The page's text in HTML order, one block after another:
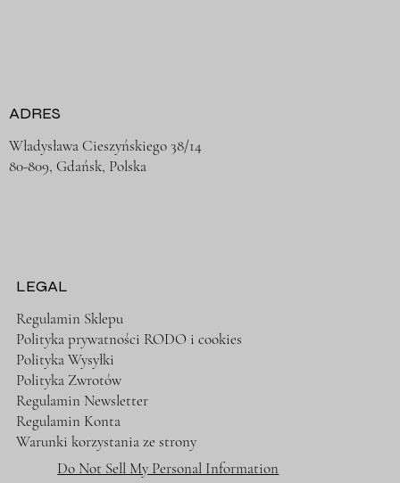
LEGAL
Regulamin Sklepu
Polityka prywatności RODO i cookies
Polityka Wysyłki
Polityka Zwrotów
Regulamin Newsletter
Regulamin Konta
Warunki korzystania ze strony
Do Not Sell My Personal Information
ADRES
Władysława Cieszyńskiego 38/14
80-809, Gdańsk, Polska